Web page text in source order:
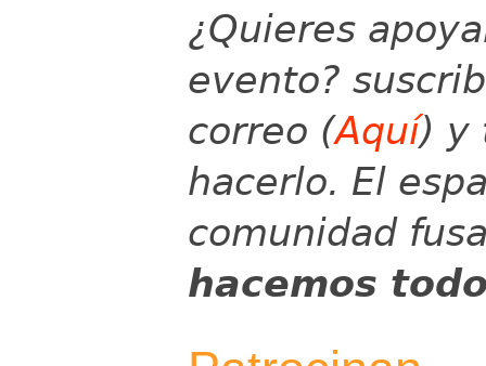
¿Quieres
evento?
correo (Aquí) y
hacerlo. El
comunidad
hacemos